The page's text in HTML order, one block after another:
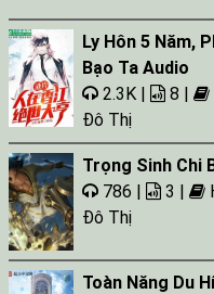
Ly Hôn 5 Năm,
Bạo Ta Audio
2.3K |
8 |
Đô Thị
Trọng Sinh Chi
786 |
3 |
Đô Thị
Toàn Năng Du